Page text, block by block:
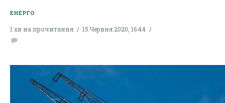
ЕНЕРГО
1 хв на прочитання 15 Червня 2020, 16:44